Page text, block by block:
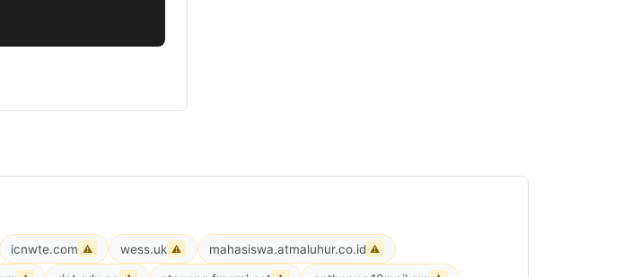
icnwte.com ⚠ wess.uk ⚠ mahasiswa.atmaluhur.co.id ⚠